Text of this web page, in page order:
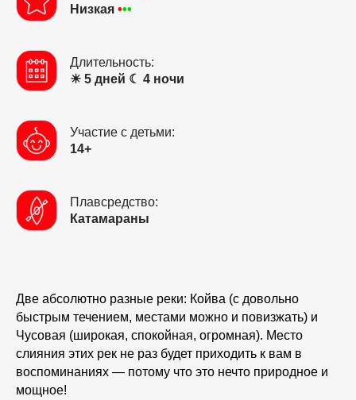
Низкая •••
Длительность:
☀ 5 дней ☾ 4 ночи
Участие с детьми:
14+
Плавсредство:
Катамараны
Две абсолютно разные реки: Койва (с довольно
быстрым течением, местами можно и повизжать) и
Чусовая (широкая, спокойная, огромная). Место
слияния этих рек не раз будет приходить к вам в
воспоминаниях — потому что это нечто природное и
мощное!